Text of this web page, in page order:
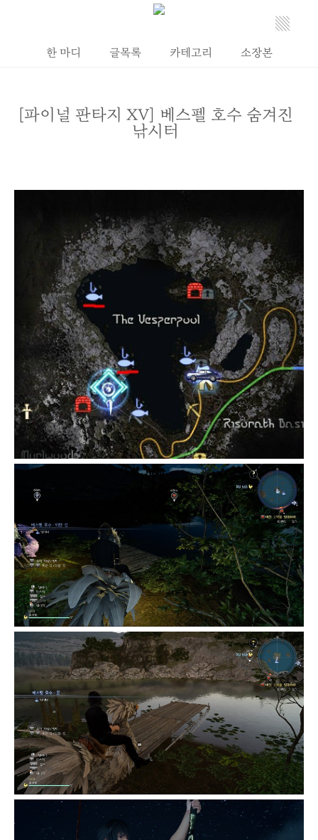
▒
한 마디 글목록 카테고리 소장본
[파이널 판타지 XV] 베스펠 호수 숨겨진
낚시터